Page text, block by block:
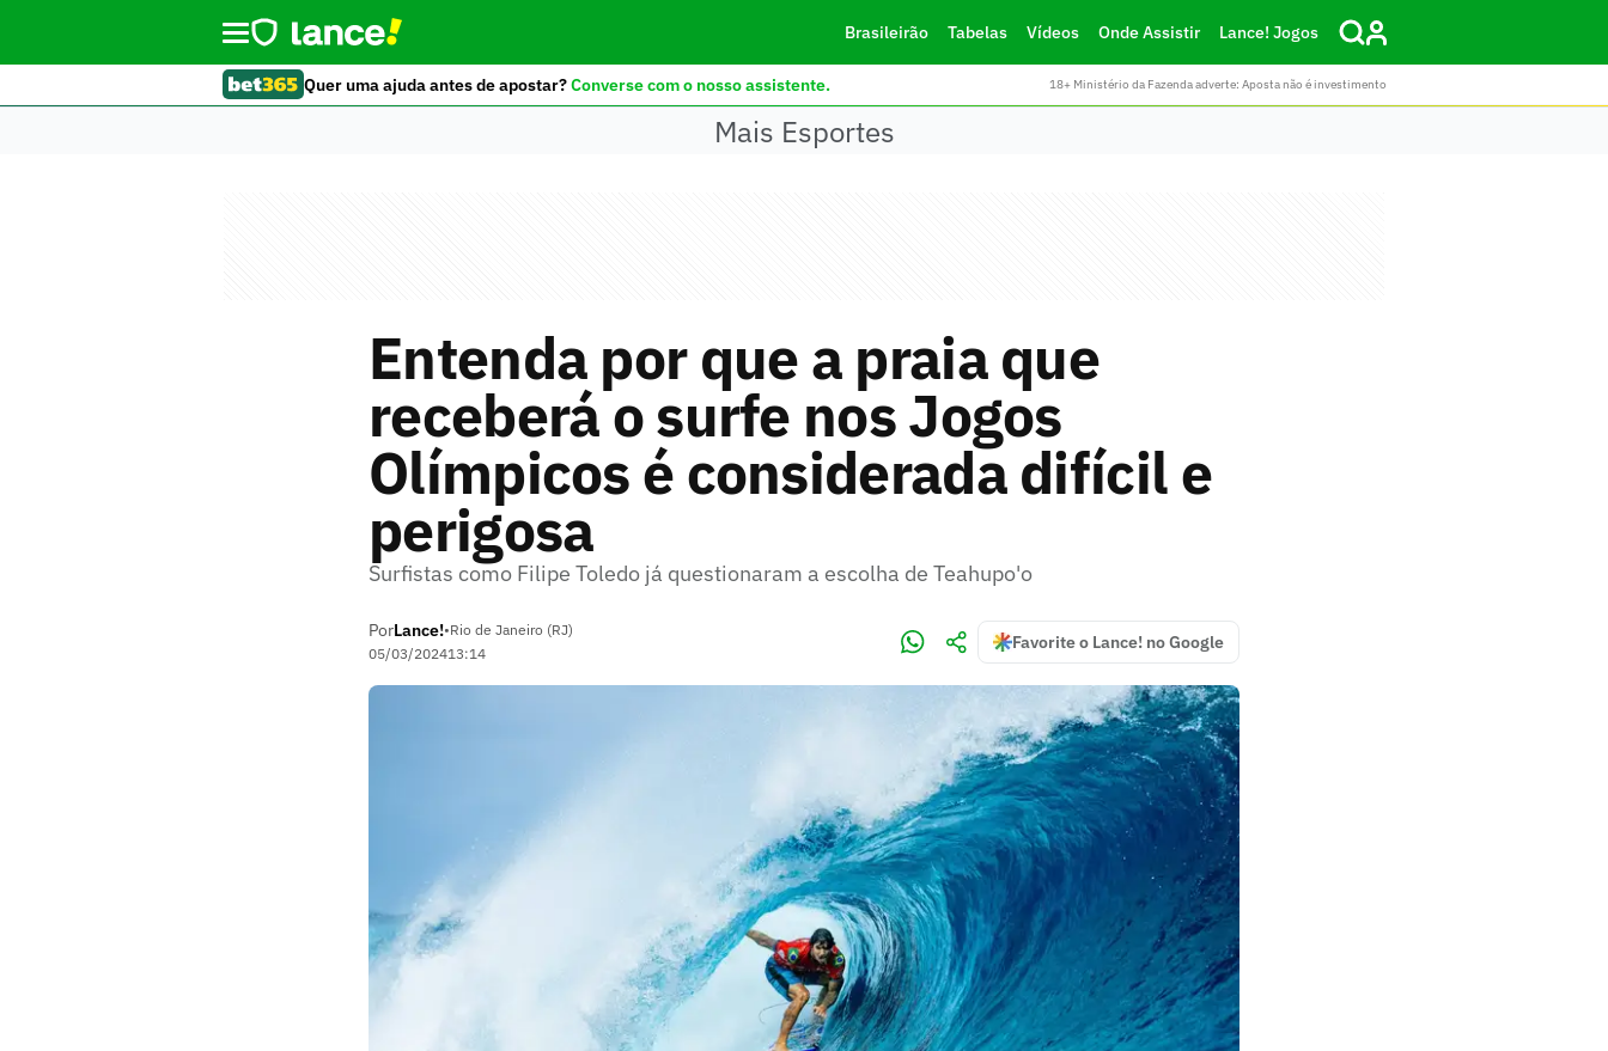
Brasileirão Tabelas Vídeos Onde Assistir Lance! Jogos
Quer uma ajuda antes de apostar?Converse com o nosso assistente. 18+ Ministério da Fazenda adverte: Aposta não é investimento
Mais Esportes
Entenda por que a praia que
receberá o surfe nos Jogos
Olímpicos é considerada difícil e
perigosa
Surfistas como Filipe Toledo já questionaram a escolha de Teahupo'o
PorLance!•Rio de Janeiro (RJ)
05/03/202413:14
Favorite o Lance! no Google